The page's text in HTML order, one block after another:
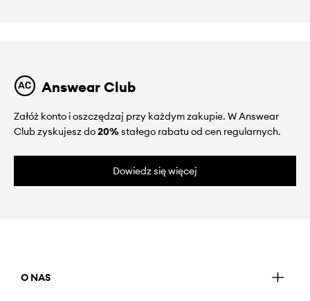
Answear Club
Załóż konto i oszczędzaj przy każdym zakupie. W Answear
Club zyskujesz do20%stałego rabatu od cen regularnych.
Dowiedz się więcej
O NAS